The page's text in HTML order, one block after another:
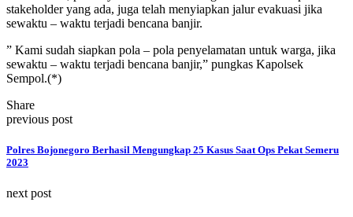
stakeholder yang ada, juga telah menyiapkan jalur evakuasi jika
sewaktu – waktu terjadi bencana banjir.
” Kami sudah siapkan pola – pola penyelamatan untuk warga, jika
sewaktu – waktu terjadi bencana banjir,” pungkas Kapolsek
Sempol.(*)
Share
previous post
Polres Bojonegoro Berhasil Mengungkap 25 Kasus Saat Ops Pekat Semeru
2023
next post